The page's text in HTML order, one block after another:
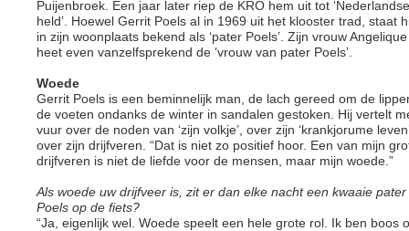
Puijenbroek. Een jaar later riep de KRO hem uit tot ‘Nederlandse
held’. Hoewel Gerrit Poels al in 1969 uit het klooster trad, staat
in zijn woonplaats bekend als ‘pater Poels’. Zijn vrouw Angelique
heet even vanzelfsprekend de ‘vrouw van pater Poels’.
Woede
Gerrit Poels is een beminnelijk man, de lach gereed om de
de voeten ondanks de winter in sandalen gestoken. Hij vertelt
vuur over de noden van ‘zijn volkje’, over zijn ‘krankjorume
over zijn drijfveren. “Dat is niet zo positief hoor. Een van mijn
drijfveren is niet de liefde voor de mensen, maar mijn woede.”
Als woede uw drijfveer is, zit er dan elke nacht een kwaaie pater
Poels op de fiets?
“Ja, eigenlijk wel. Woede speelt een hele grote rol. Ik ben boos